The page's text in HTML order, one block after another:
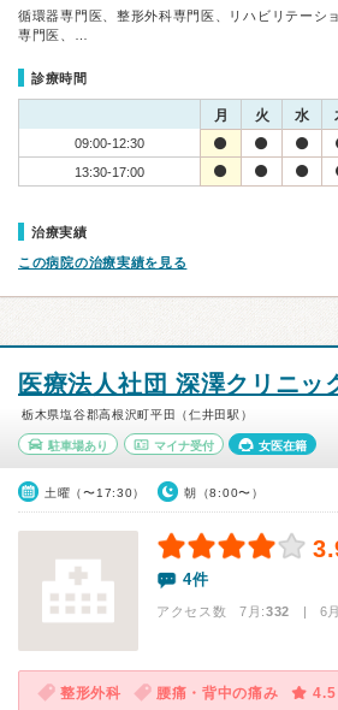
循環器専門医、整形外科専門医、リハビリテーシ
専門医、…
診療時間
月 火 水
09:00-12:30
13:30-17:00
治療実績
この病院の治療実績を見る
医療法人社団 深澤クリニッ
栃木県塩谷郡高根沢町平田（仁井田駅）
駐車場あり マイナ受付 女医在籍
土曜（〜17:30） 朝（8:00〜）
4件
アクセス数 7月:332 | 6
整形外科 腰痛・背中の痛み
4.5